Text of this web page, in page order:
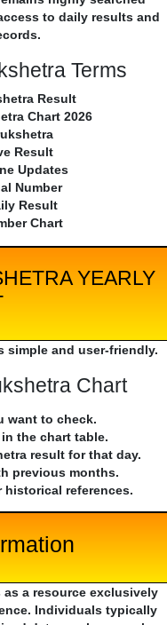
to daily results and
Terms
Result
Chart 2026
Result
Updates
Number
Result
Chart
YEARLY
simple and user-friendly.
Chart
want to check.
the chart table.
result for that day.
previous months.
historical references.
as a resource exclusively
Individuals typically